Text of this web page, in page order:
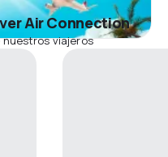
Air Connection
viajeros